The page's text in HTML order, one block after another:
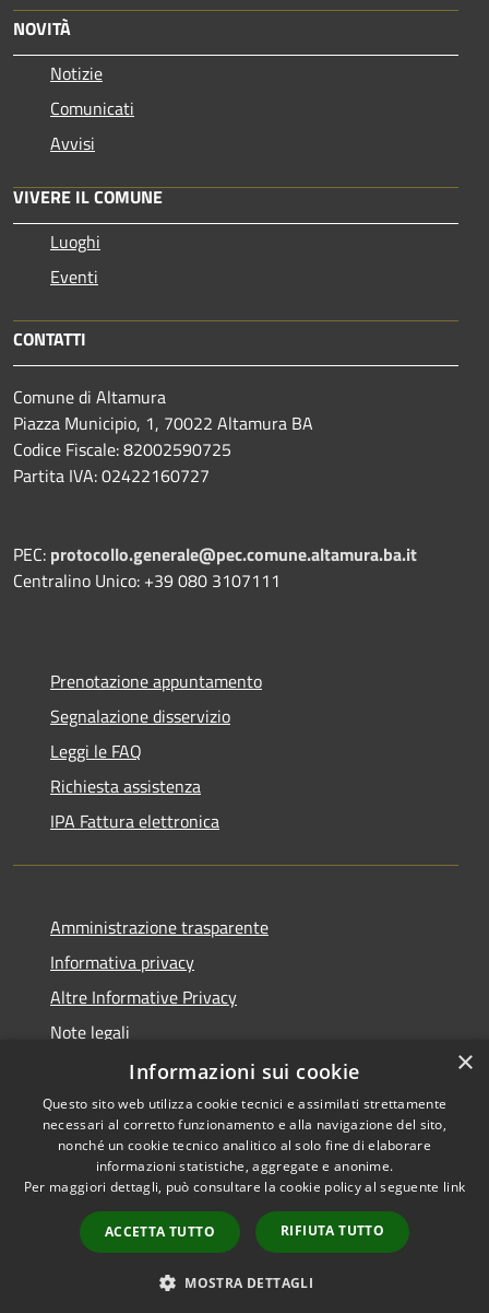
NOVITÀ
Notizie
Comunicati
Avvisi
VIVERE IL COMUNE
Luoghi
Eventi
CONTATTI
Comune di Altamura
Piazza Municipio, 1, 70022 Altamura BA
Codice Fiscale: 82002590725
Partita IVA: 02422160727
PEC: protocollo.generale@pec.comune.altamura.ba.it
Centralino Unico: +39 080 3107111
Prenotazione appuntamento
Segnalazione disservizio
Leggi le FAQ
Richiesta assistenza
IPA Fattura elettronica
Amministrazione trasparente
Informativa privacy
Altre Informative Privacy
Note legali
Dichiarazione di accessibilità
RSS
Accessibilità
Copyright © 2026 • Comune di
Municipium•
Accesso
redazione
×
Informazioni sui cookie
Questo sito web utilizza cookie tecnici e assimilati strettamente
necessari al corretto funzionamento e alla navigazione del sito,
nonché un cookie tecnico analitico al solo fine di elaborare
informazioni statistiche, aggregate e anonime.
Per maggiori dettagli, può consultare la cookie policy al seguente link
ACCETTA TUTTO RIFIUTA TUTTO
MOSTRA DETTAGLI